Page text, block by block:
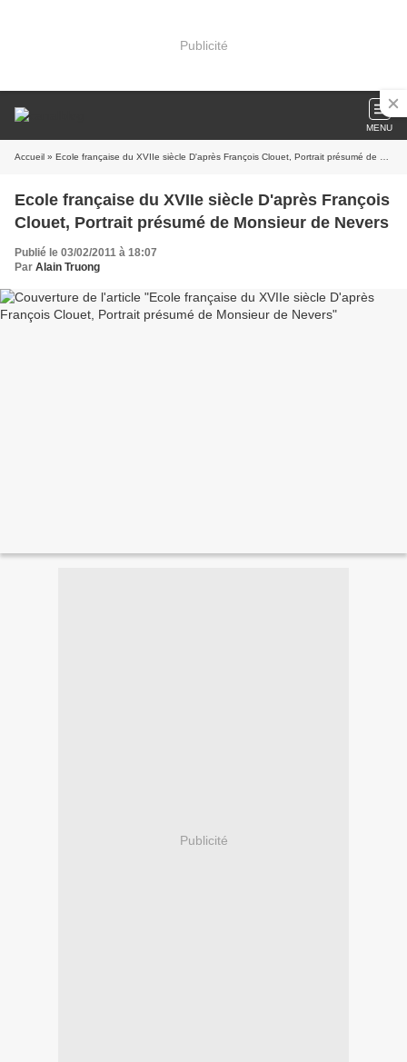
Publicité
MENU
Accueil » Ecole française du XVIIe siècle D'après François Clouet, Portrait présumé de Monsieur de Nevers
Ecole française du XVIIe siècle D'après François
Clouet, Portrait présumé de Monsieur de Nevers
Publié le 03/02/2011 à 18:07
Par Alain Truong
Publicité